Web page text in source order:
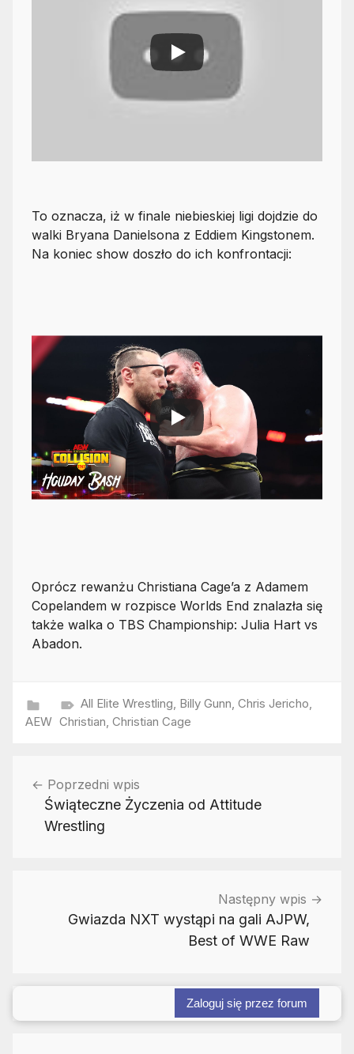
To oznacza, iż w finale niebieskiej ligi dojdzie do
walki Bryana Danielsona z Eddiem Kingstonem.
Na koniec show doszło do ich konfrontacji:
Oprócz rewanżu Christiana Cage’a z Adamem
Copelandem w rozpisce Worlds End znalazła się
także walka o TBS Championship: Julia Hart vs
Abadon.
AEW
All Elite Wrestling Billy Gunn ,Chris Jericho
Christian Christian Cage
wpisu
Poprzedni wpis
Świąteczne Życzenia od Attitude
Wrestling
Następny wpis
Gwiazda NXT wystąpi na gali AJPW,
Best of WWE Raw
Zaloguj się przez forum